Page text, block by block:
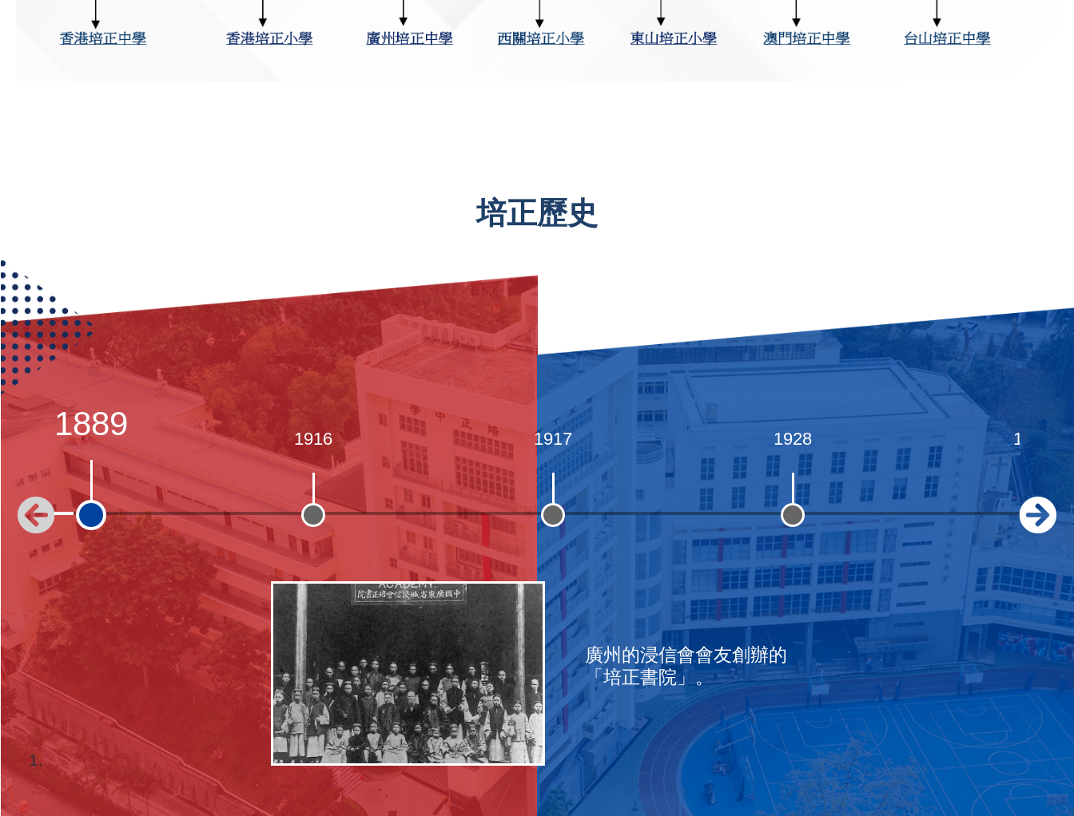
培正歷史
1889 1916 1917 1928 1933
廣州的浸信會會友創辦的
「培正書院」。
培正確立以「至善至正」
為校訓
培正確立以紅藍為校色。
易名為「私立廣州培正中
學」
廣州培正創辦香港分校。
1937-1945蘆溝橋事變爆
發後，培正數度遷校，曾
到鶴山、澳門、坪石、桂
林各地辦學。
十二月，日軍陷港，港校
停辦。港校員生遷往戰時
正校：澳門培正。
二戰結束，香港分校暫借
九龍塘學校復課。
二月，香港分校收回何文
田校舍。
香港分校正式命名為「香
港培正中學」。
校外道路定名為「培正
道」。
香港培正中學正式成為政
府資助學校。
校董會決定中小學各自獨
立，中學為政府資助之
「香港培正中學」，小學
及幼稚園則為私立「香港
培正小學」。